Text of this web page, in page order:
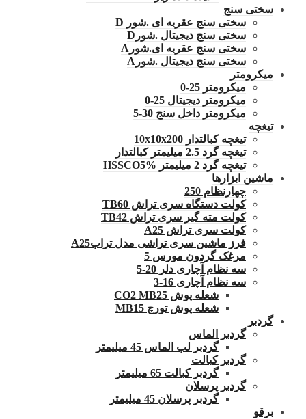
سختی سنج
سختی سنج عقربه ای .شور D
سختی سنج دیجیتال .شورD
سختی سنج عقربه ای.شورA
سختی سنج دیجیتال .شورA
میکرومتر
میکرومتر 25-0
میکرومتر دیجیتال 25-0
میکرومتر داخل سنج 30-5
تیغچه
تیغچه کبالتدار 10x10x200
تیغچه گرد 2.5 میلیمتر کبالتدار
تیغچه گرد 2 میلیمتر HSSCO5%
ماشین ابزارها
چهارنظام 250
کولت دستگاه سری تراش TB60
کولت مته گیر سری تراش TB42
کولت سری تراش A25
فرز ماشین سری تراشی مدل ترابA25
مرغک گردون مورس 5
سه نظام آچاری دلر 20-5
سه نظام آچاری 16-3
شعله پوش CO2 MB25
شعله پوش تورچ MB15
گردبر
گردبر الماس
گردبر لب الماس 45 میلیمتر
گردبر کبالت
گردبر کبالت 65 میلیمتر
گردبر پرسلان
گردبر پرسلان 45 میلیمتر
برقو